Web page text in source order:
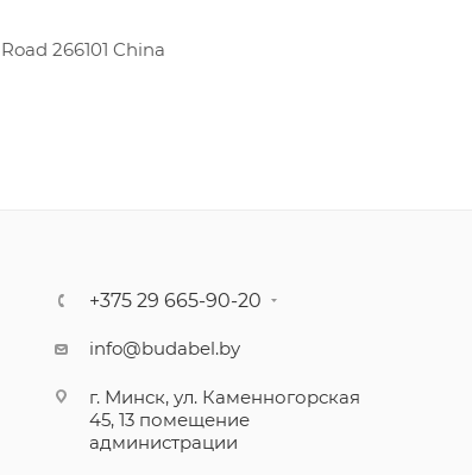
266101 China
+375 29 665-90-20
info@budabel.by
г. Минск, ул. Каменногорская
45, 13 помещение
администрации